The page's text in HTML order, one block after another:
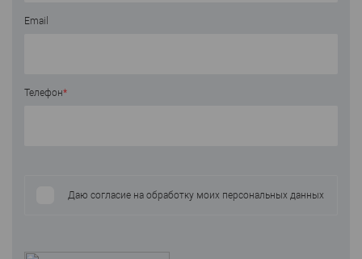
Email
Телефон*
Даю согласие на обработку моих персональных данных